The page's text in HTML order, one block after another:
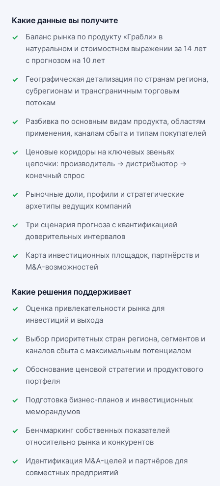
Какие данные вы получите
Баланс рынка по продукту «Грабли» в
натуральном и стоимостном выражении за 14 лет
с прогнозом на 10 лет
Географическая детализация по странам региона,
субрегионам и трансграничным торговым
потокам
Разбивка по основным видам продукта, областям
применения, каналам сбыта и типам покупателей
Ценовые коридоры на ключевых звеньях
цепочки: производитель → дистрибьютор →
конечный спрос
Рыночные доли, профили и стратегические
архетипы ведущих компаний
Три сценария прогноза с квантификацией
доверительных интервалов
Карта инвестиционных площадок, партнёрств и
M&A-возможностей
Какие решения поддерживает
Оценка привлекательности рынка для
инвестиций и выхода
Выбор приоритетных стран региона, сегментов и
каналов сбыта с максимальным потенциалом
Обоснование ценовой стратегии и продуктового
портфеля
Подготовка бизнес-планов и инвестиционных
меморандумов
Бенчмаркинг собственных показателей
относительно рынка и конкурентов
Идентификация M&A-целей и партнёров для
совместных предприятий